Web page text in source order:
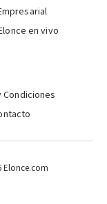
en vivo
Condiciones
Elonce.com